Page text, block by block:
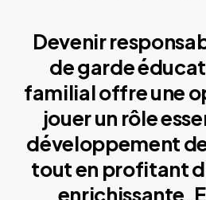
Devenir
de garde
familial offre une
jouer un rôle
développement
tout en profitant
enrichissante.